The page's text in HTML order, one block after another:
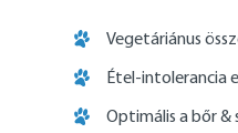
Vegetáriánus
Étel-intolerancia
Optimális a bőr